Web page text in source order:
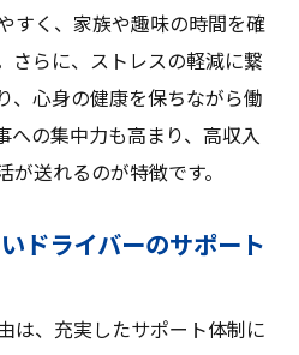
すく、家族や趣味の時間を確
さらに、ストレスの軽減に繋
、心身の健康を保ちながら働
への集中力も高まり、高収入
送れるのが特徴です。
ドライバーのサポート
は、充実したサポート体制に